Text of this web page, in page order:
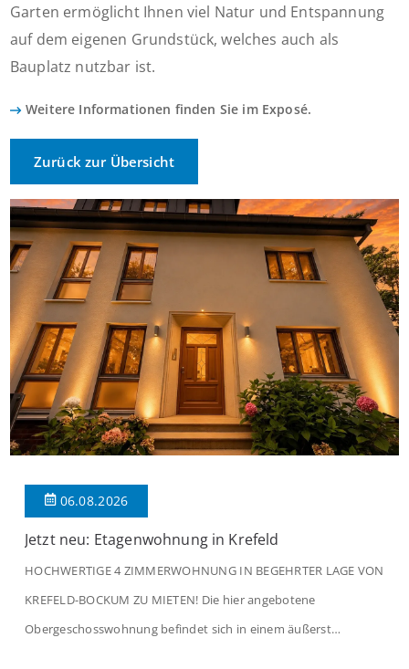
Garten ermöglicht Ihnen viel Natur und Entspannung
auf dem eigenen Grundstück, welches auch als
Bauplatz nutzbar ist.
Weitere Informationen finden Sie im Exposé.
Zurück zur Übersicht
06.08.2026
Jetzt neu: Etagenwohnung in Krefeld
HOCHWERTIGE 4 ZIMMERWOHNUNG IN BEGEHRTER LAGE VON
KREFELD-BOCKUM ZU MIETEN! Die hier angebotene
Obergeschosswohnung befindet sich in einem äußerst